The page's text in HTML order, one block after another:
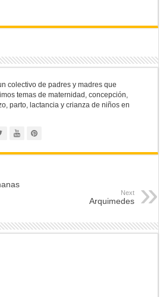
colectivo de padres y madres que
temas de maternidad, concepción,
parto, lactancia y crianza de niños en
Next
Arquimedes